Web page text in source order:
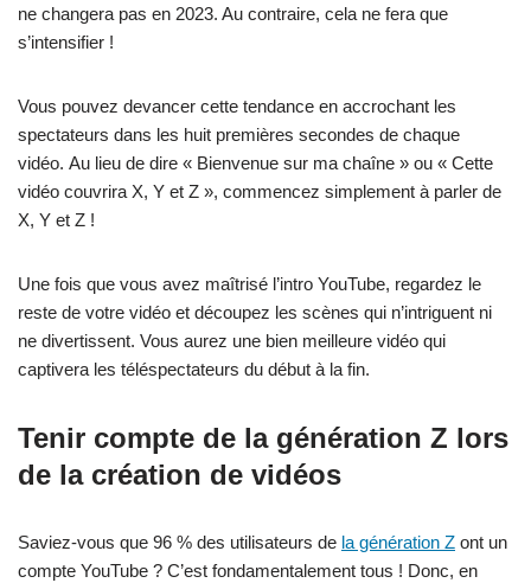
ne changera pas en 2023. Au contraire, cela ne fera que
s’intensifier !
Vous pouvez devancer cette tendance en accrochant les
spectateurs dans les huit premières secondes de chaque
vidéo. Au lieu de dire « Bienvenue sur ma chaîne » ou « Cette
vidéo couvrira X, Y et Z », commencez simplement à parler de
X, Y et Z !
Une fois que vous avez maîtrisé l’intro YouTube, regardez le
reste de votre vidéo et découpez les scènes qui n’intriguent ni
ne divertissent. Vous aurez une bien meilleure vidéo qui
captivera les téléspectateurs du début à la fin.
Tenir compte de la génération Z lors
de la création de vidéos
Saviez-vous que 96 % des utilisateurs de la génération Z ont un
compte YouTube ? C’est fondamentalement tous ! Donc, en